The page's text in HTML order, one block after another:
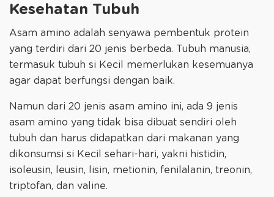
Kesehatan Tubuh
Asam amino adalah senyawa pembentuk protein
yang terdiri dari 20 jenis berbeda. Tubuh manusia,
termasuk tubuh si Kecil memerlukan kesemuanya
agar dapat berfungsi dengan baik.
Namun dari 20 jenis asam amino ini, ada 9 jenis
asam amino yang tidak bisa dibuat sendiri oleh
tubuh dan harus didapatkan dari makanan yang
dikonsumsi si Kecil sehari-hari, yakni histidin,
isoleusin, leusin, lisin, metionin, fenilalanin, treonin,
triptofan, dan valine.